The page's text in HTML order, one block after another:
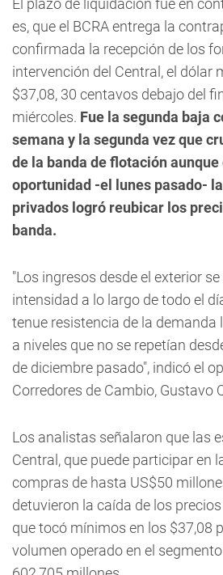
El plazo de liquidación fue en
es, que el BCRA entrega la
confirmada la recepción de los
intervención del Central, el dólar
$37,08, 30 centavos debajo del
miércoles. Fue la segunda baja
semana y la segunda vez que
de la banda de flotación
oportunidad -el lunes pasado-
privados logró reubicar los
banda.
"Los ingresos desde el exterior
intensidad a lo largo de todo el
tenue resistencia de la demanda
a niveles que no se repetían
de diciembre pasado", indicó el
Corredores de Cambio, Gustavo
Los analistas señalaron que las
Central, que puede participar en
compras de hasta US$50
detuvieron la caída de los
que tocó mínimos en los $37,08
volumen operado en el